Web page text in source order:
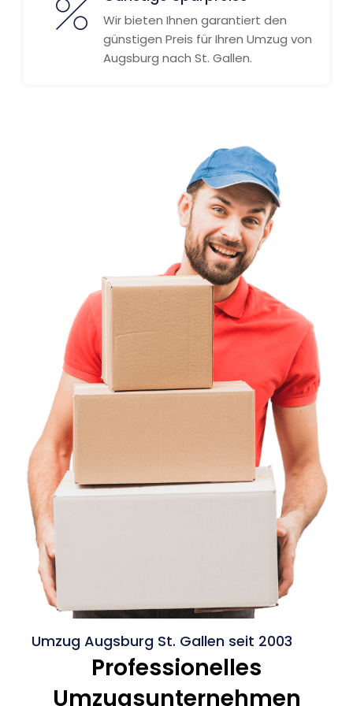
Wir bieten Ihnen garantiert den
günstigen Preis für Ihren Umzug von
Augsburg nach St. Gallen.
Umzug Augsburg St. Gallen seit 2003
Professionelles
Umzugsunternehmen